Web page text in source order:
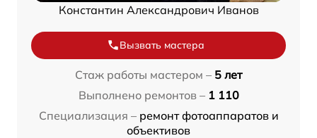
Константин Александрович Иванов
Вызвать мастера
Стаж работы мастером – 5 лет
Выполнено ремонтов – 1 110
Специализация – ремонт фотоаппаратов и
объективов